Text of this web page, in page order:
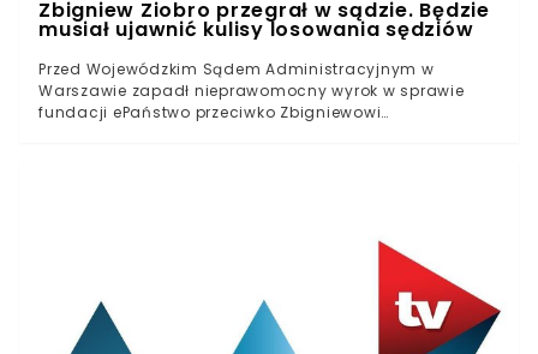
Zbigniew Ziobro przegrał w sądzie. Będzie
musiał ujawnić kulisy losowania sędziów
Przed Wojewódzkim Sądem Administracyjnym w
Warszawie zapadł nieprawomocny wyrok w sprawie
fundacji ePaństwo przeciwko Zbigniewowi
temu walkę ze Zbigniewem Ziobro, domagając się
ujawnienia przez ministra sprawiedliwości danych
dotyczących przeprowadzonych dotychczas losowań
składów sędziowskich. System miał sprawić, iż
rozpatrywane przez wymiar sprawiedliwości sprawy
będą obarczone mniejszym ryzykiem